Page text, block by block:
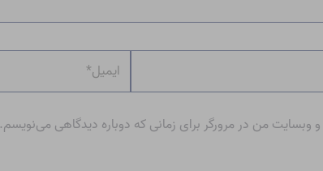
ایمیل*
و وبسایت من در مرورگر برای زمانی که دوباره دیدگاهی می‌نویسم.